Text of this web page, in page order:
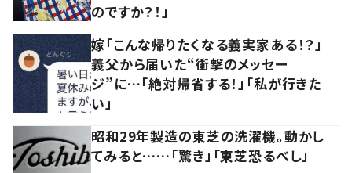
のですか？！」
嫁「こんな帰りたくなる義実家ある！？」
義父から届いた“衝撃のメッセー
ジ”に…「絶対帰省する！」「私が行きた
い」
昭和29年製造の東芝の洗濯機。動かし
てみると……「驚き」「東芝恐るべし」